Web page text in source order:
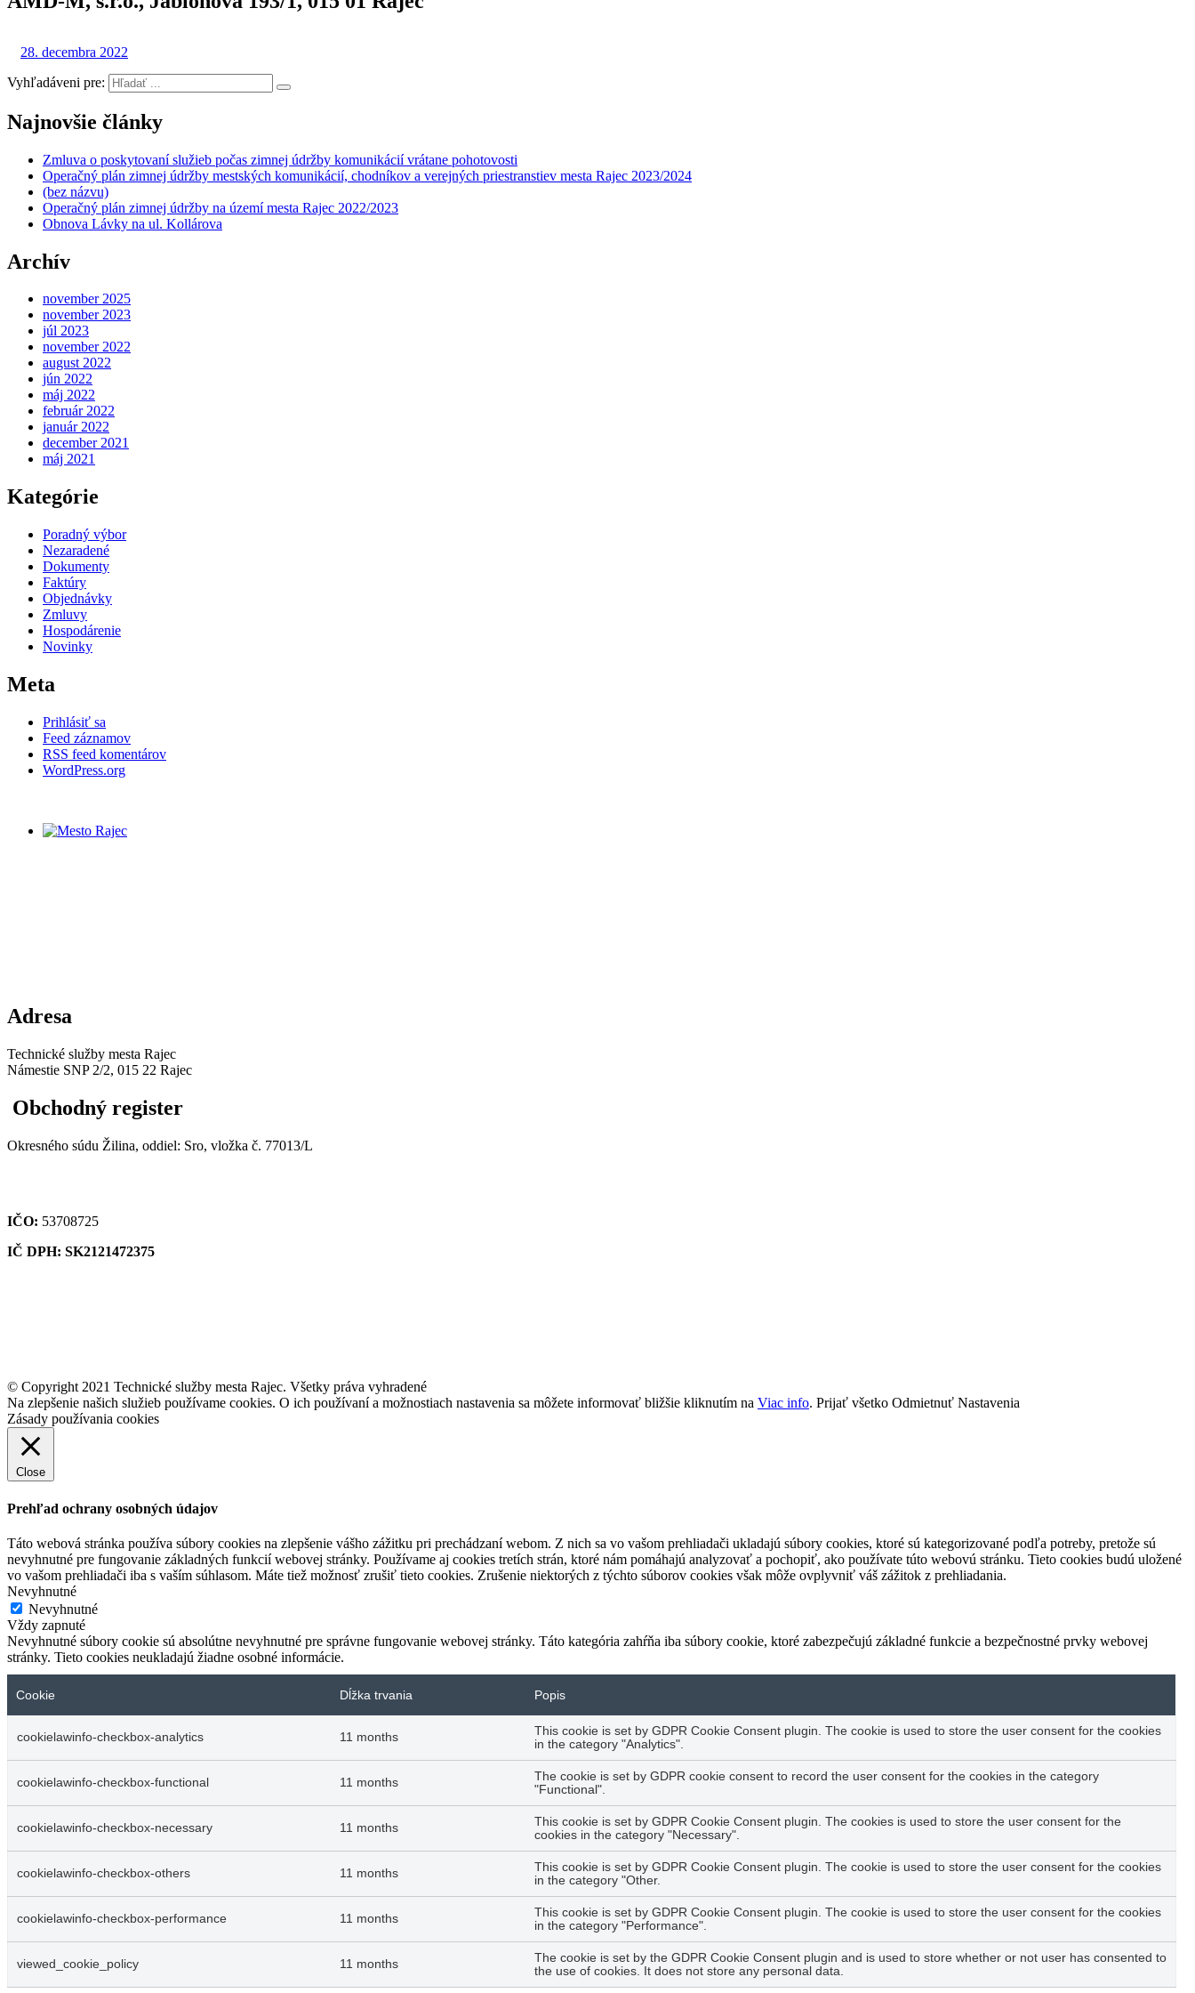
28. decembra 2022
Vyhľadáveni pre:
Najnovšie články
Zmluva o poskytovaní služieb počas zimnej údržby komunikácií vrátane pohotovosti
Operačný plán zimnej údržby mestských komunikácií, chodníkov a verejných priestranstiev mesta Rajec 2023/2024
(bez názvu)
Operačný plán zimnej údržby na území mesta Rajec 2022/2023
Obnova Lávky na ul. Kollárova
Archív
november 2025
november 2023
júl 2023
november 2022
august 2022
jún 2022
máj 2022
február 2022
január 2022
december 2021
máj 2021
Kategórie
Poradný výbor
Nezaradené
Dokumenty
Faktúry
Objednávky
Zmluvy
Hospodárenie
Novinky
Meta
Prihlásiť sa
Feed záznamov
RSS feed komentárov
WordPress.org
Adresa
Technické služby mesta Rajec
Námestie SNP 2/2, 015 22 Rajec
Obchodný register
Okresného súdu Žilina, oddiel: Sro, vložka č. 77013/L
IČO: 53708725
IČ DPH: SK2121472375
© Copyright 2021 Technické služby mesta Rajec. Všetky práva vyhradené
Na zlepšenie našich služieb používame cookies. O ich používaní a možnostiach nastavenia sa môžete informovať bližšie kliknutím na Viac info. Prijať všetko Odmietnuť Nastavenia
Zásady používania cookies
Close
Prehľad ochrany osobných údajov
Táto webová stránka používa súbory cookies na zlepšenie vášho zážitku pri prechádzaní webom. Z nich sa vo vašom prehliadači ukladajú súbory cookies, ktoré sú kategorizované podľa potreby, pretože sú
nevyhnutné pre fungovanie základných funkcií webovej stránky. Používame aj cookies tretích strán, ktoré nám pomáhajú analyzovať a pochopiť, ako používate túto webovú stránku. Tieto cookies budú uložené
vo vašom prehliadači iba s vaším súhlasom. Máte tiež možnosť zrušiť tieto cookies. Zrušenie niektorých z týchto súborov cookies však môže ovplyvniť váš zážitok z prehliadania.
Nevyhnutné
Nevyhnutné
Vždy zapnuté
Nevyhnutné súbory cookie sú absolútne nevyhnutné pre správne fungovanie webovej stránky. Táto kategória zahŕňa iba súbory cookie, ktoré zabezpečujú základné funkcie a bezpečnostné prvky webovej
stránky. Tieto cookies neukladajú žiadne osobné informácie.
Cookie Dĺžka trvania Popis
cookielawinfo-checkbox-analytics 11 months
This cookie is set by GDPR Cookie Consent plugin. The cookie is used to store the user consent for the cookies
in the category "Analytics".
cookielawinfo-checkbox-functional 11 months
The cookie is set by GDPR cookie consent to record the user consent for the cookies in the category
"Functional".
cookielawinfo-checkbox-necessary 11 months
This cookie is set by GDPR Cookie Consent plugin. The cookies is used to store the user consent for the
cookies in the category "Necessary".
cookielawinfo-checkbox-others 11 months
This cookie is set by GDPR Cookie Consent plugin. The cookie is used to store the user consent for the cookies
in the category "Other.
cookielawinfo-checkbox-performance 11 months
This cookie is set by GDPR Cookie Consent plugin. The cookie is used to store the user consent for the cookies
in the category "Performance".
viewed_cookie_policy 11 months
The cookie is set by the GDPR Cookie Consent plugin and is used to store whether or not user has consented to
the use of cookies. It does not store any personal data.